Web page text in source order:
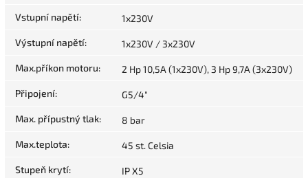
Vstupní napětí: 1x230V
Výstupní napětí: 1x230V / 3x230V
Max.příkon motoru: 2 Hp 10,5A (1x230V), 3 Hp 9,7A (3x230V)
Připojení: G5/4"
Max. přípustný tlak: 8 bar
Max.teplota: 45 st. Celsia
Stupeň krytí: IP X5